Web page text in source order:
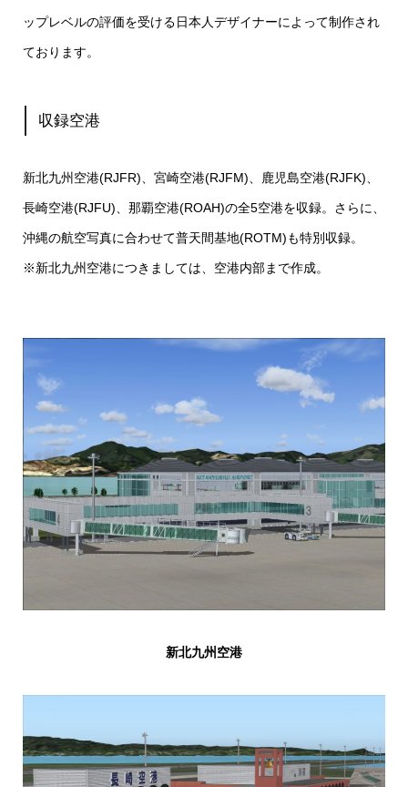
ップレベルの評価を受ける日本人デザイナーによって制作され
ております。
収録空港
新北九州空港(RJFR)、宮崎空港(RJFM)、鹿児島空港(RJFK)、
長崎空港(RJFU)、那覇空港(ROAH)の全5空港を収録。さらに、
沖縄の航空写真に合わせて普天間基地(ROTM)も特別収録。
※新北九州空港につきましては、空港内部まで作成。
新北九州空港